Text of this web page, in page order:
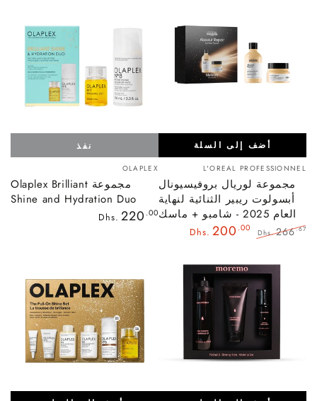
بائع:
L'OREAL PROFESSIONNEL
مجموعة لوريال بروفيسيونال
أبسولوت ريبير الثنائية لنهاية
العام 2025 - شامبو + ماسك
Dhs. 266.67
Dhs. 200 .00
أضف إلى السلة
بائع:
OLAPLEX
مجموعة Olaplex Brilliant
Shine and Hydration Duo
Dhs. 220 .00
نفذ